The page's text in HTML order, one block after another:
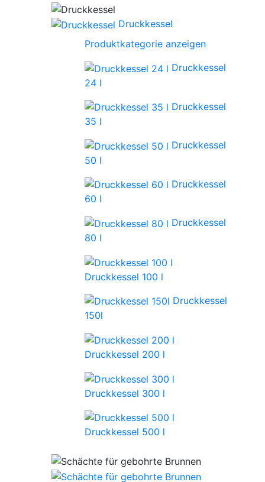
Druckkessel
Produktkategorie anzeigen
Druckkessel
24 l
Druckkessel
35 l
Druckkessel
50 l
Druckkessel
60 l
Druckkessel
80 l
Druckkessel 100 l
Druckkessel
150l
Druckkessel 200 l
Druckkessel 300 l
Druckkessel 500 l